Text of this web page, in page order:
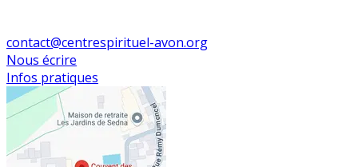
contact@centrespirituel-avon.org
Nous écrire
Infos pratiques